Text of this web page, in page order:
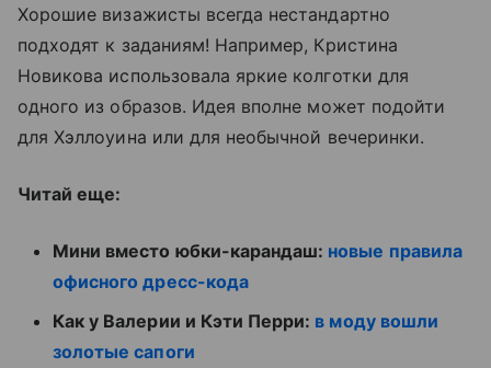
Хорошие визажисты всегда нестандартно
подходят к заданиям! Например, Кристина
Новикова использовала яркие колготки для
одного из образов. Идея вполне может подойти
для Хэллоуина или для необычной вечеринки.
Читай еще:
Мини вместо юбки-карандаш: новые правила
офисного дресс-кода
Как у Валерии и Кэти Перри: в моду вошли
золотые сапоги